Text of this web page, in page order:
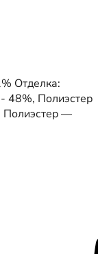
Отделка:
48%, Полиэстер
Полиэстер —